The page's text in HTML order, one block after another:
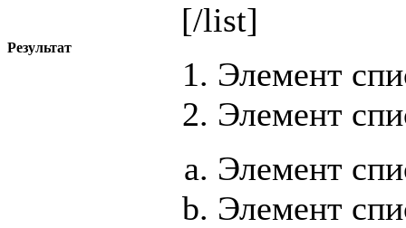
[/list]
Результат
Элемент
Элемент
Элемент
Элемент